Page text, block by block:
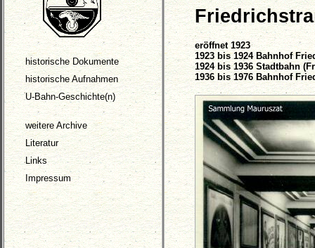
historische Dokumente
historische Aufnahmen
U-Bahn-Geschichte(n)
weitere Archive
Literatur
Links
Impressum
eröffnet 1923
1923 bis 1924 Bahnhof
1924 bis 1936 Stadtbahn
1936 bis 1976 Bahnhof